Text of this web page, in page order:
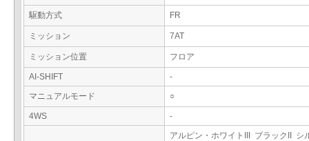
駆動方式 FR
ミッション 7AT
ミッション位置 フロア
AI-SHIFT
-
マニュアルモード
○
4WS -
アルピン・ホワイトIII ブラックII シ